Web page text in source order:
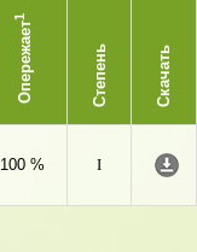
Опережает
1
Степень Скачать
100 %
I